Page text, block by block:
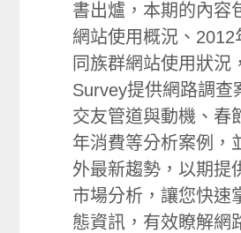
書出爐，本期的內容
網站使用概況、2012
同族群網站使用狀況
Survey提供網路調
交友管道與動機、春
年消費等分析案例，
外最新趨勢，以期提
市場分析，讓您快速
態資訊，有效瞭解網